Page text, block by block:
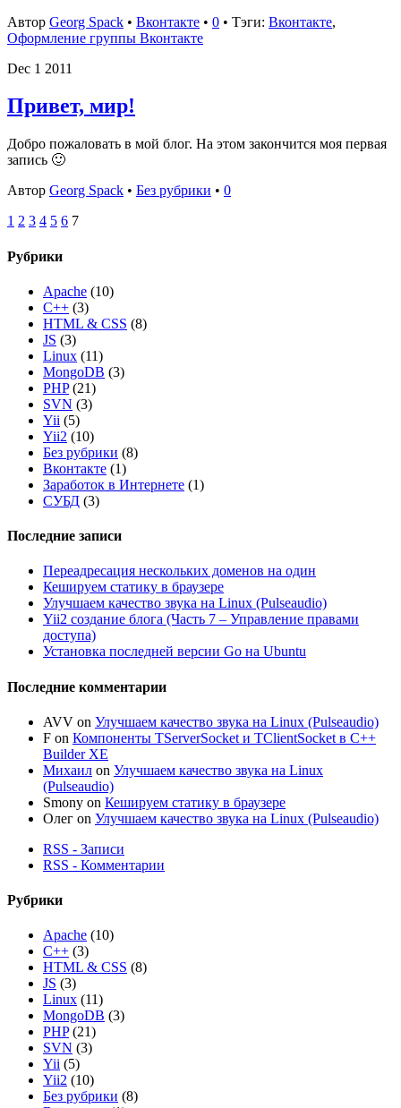
Автор Georg Spack • Вконтакте • 0 • Тэги: Вконтакте,
Оформление группы Вконтакте
Dec 1 2011
Привет, мир!
Добро пожаловать в мой блог. На этом закончится моя первая
запись 🙂
Автор Georg Spack • Без рубрики • 0
1 2 3 4 5 6 7
Рубрики
Apache (10)
C++ (3)
HTML & CSS (8)
JS (3)
Linux (11)
MongoDB (3)
PHP(21)
SVN (3)
Yii (5)
Yii2 (10)
Без рубрики (8)
Вконтакте (1)
Заработок в Интернете (1)
СУБД (3)
Последние записи
Переадресация нескольких доменов на один
Кешируем статику в браузере
Улучшаем качество звука на Linux (Pulseaudio)
Yii2 создание блога (Часть 7 – Управление правами
доступа)
Установка последней версии Go на Ubuntu
Последние комментарии
AVV on Улучшаем качество звука на Linux (Pulseaudio)
F on Компоненты TServerSocket и TClientSocket в C++
Builder XE
Михаил on Улучшаем качество звука на Linux
(Pulseaudio)
Smony on Кешируем статику в браузере
Олег on Улучшаем качество звука на Linux (Pulseaudio)
RSS - Записи
RSS - Комментарии
Рубрики
Apache (10)
C++ (3)
HTML & CSS (8)
JS (3)
Linux (11)
MongoDB (3)
PHP(21)
SVN (3)
Yii (5)
Yii2 (10)
Без рубрики (8)